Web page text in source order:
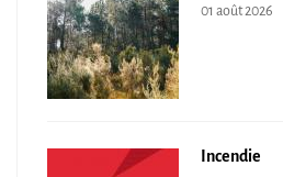
01 août 2026
Incendie